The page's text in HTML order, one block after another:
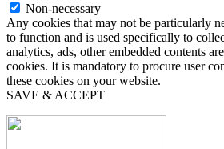
Non-necessary
Any cookies that may not be particularly
to function and is used specifically to
analytics, ads, other embedded contents
cookies. It is mandatory to procure user
these cookies on your website.
SAVE & ACCEPT